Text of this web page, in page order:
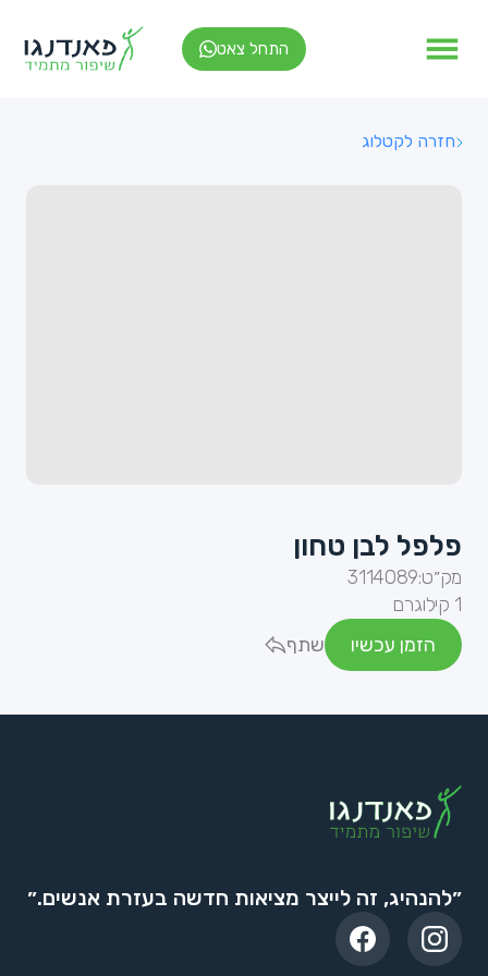
התחל צאט
חזרה לקטלוג
פלפל לבן טחון
מק״ט:3114089
1 קילוגרם
הזמן עכשיו
שתף
״להנהיג, זה לייצר מציאות חדשה בעזרת אנשים.״